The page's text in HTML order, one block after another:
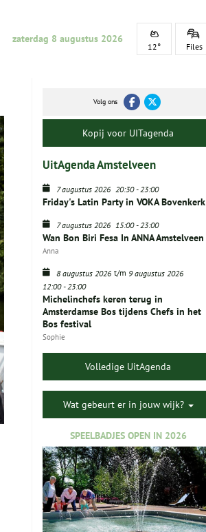
zaterdag 8 augustus 2026
12° Files
Volg ons
Kopij voor UITagenda
UitAgenda Amstelveen
7 augustus 2026 20:30-23:00
Friday's Latin Party in VOKA Bovenkerk
7 augustus 2026 15:00-23:00
Wan Bon Biri Fesa In ANNA Amstelveen
Anna
8 augustus 2026 t/m 9 augustus 2026
12:00-23:00
Michelinchefs keren terug in
Amsterdamse Bos tijdens Chefs in het
Bos festival
Sophie
Volledige UitAgenda
Wat gebeurt er in jouw wijk?
SPEELBADJES OPEN IN 2026